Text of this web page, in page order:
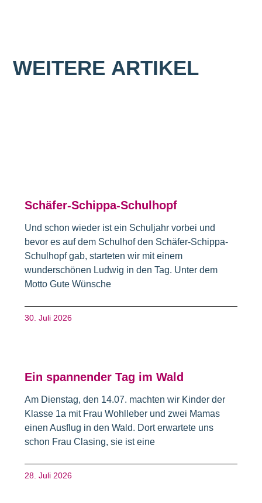
WEITERE ARTIKEL
Schäfer-Schippa-Schulhopf
Und schon wieder ist ein Schuljahr vorbei und
bevor es auf dem Schulhof den Schäfer-Schippa-
Schulhopf gab, starteten wir mit einem
wunderschönen Ludwig in den Tag. Unter dem
Motto Gute Wünsche
30. Juli 2026
Ein spannender Tag im Wald
Am Dienstag, den 14.07. machten wir Kinder der
Klasse 1a mit Frau Wohlleber und zwei Mamas
einen Ausflug in den Wald. Dort erwartete uns
schon Frau Clasing, sie ist eine
28. Juli 2026